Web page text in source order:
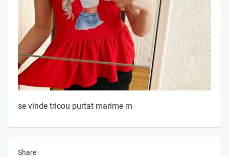
se vinde tricou purtat marime m
Share